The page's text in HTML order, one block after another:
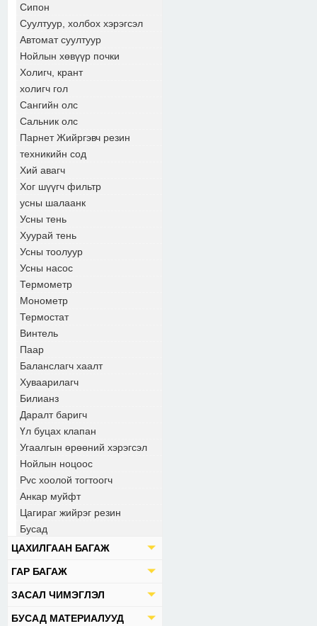
Сипон
Суултуур, холбох хэрэгсэл
Автомат суултуур
Нойлын хөвүүр почки
Холигч, крант
холигч гол
Сангийн олс
Сальник олс
Парнет Жийргэвч резин
техникийн сод
Хий авагч
Хог шүүгч фильтр
усны шалаанк
Усны тень
Хуурай тень
Усны тоолуур
Усны насос
Термометр
Монометр
Термостат
Винтель
Паар
Баланслагч хаалт
Хуваарилагч
Билианз
Даралт баригч
Үл буцах клапан
Угаалгын өрөөний хэрэгсэл
Нойлын ноцоос
Pvc хоолой тогтоогч
Анкар муйфт
Цагираг жийрэг резин
Бусад
ЦАХИЛГААН БАГАЖ
ГАР БАГАЖ
ЗАСАЛ ЧИМЭГЛЭЛ
БУСАД МАТЕРИАЛУУД